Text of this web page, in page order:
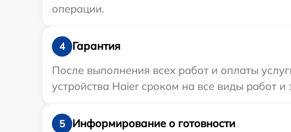
операции.
4
Гарантия
После выполнения всех работ и оплаты
устройства Haier сроком на все виды работ и
5
Информирование о готовности